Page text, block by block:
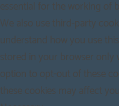
essential for the working of
We also use third-party
understand how you use
stored in your browser only
option to opt-out of these
these cookies may affect